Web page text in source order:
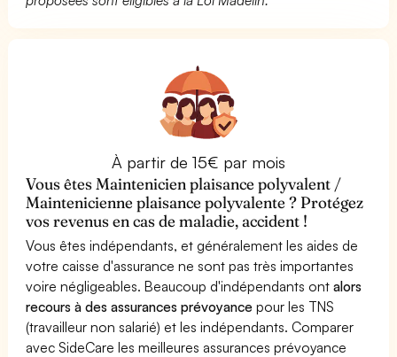
À partir de 15€ par mois
Vous êtes Maintenicien plaisance polyvalent /
Maintenicienne plaisance polyvalente ? Protégez
vos revenus en cas de maladie, accident !
Vous êtes indépendants, et généralement les aides de
votre caisse d'assurance ne sont pas très importantes
voire négligeables. Beaucoup d'indépendants ontalors
recours à des assurances prévoyance pour les TNS
(travailleur non salarié) et les indépendants. Comparer
avec SideCare les meilleures assurances prévoyance